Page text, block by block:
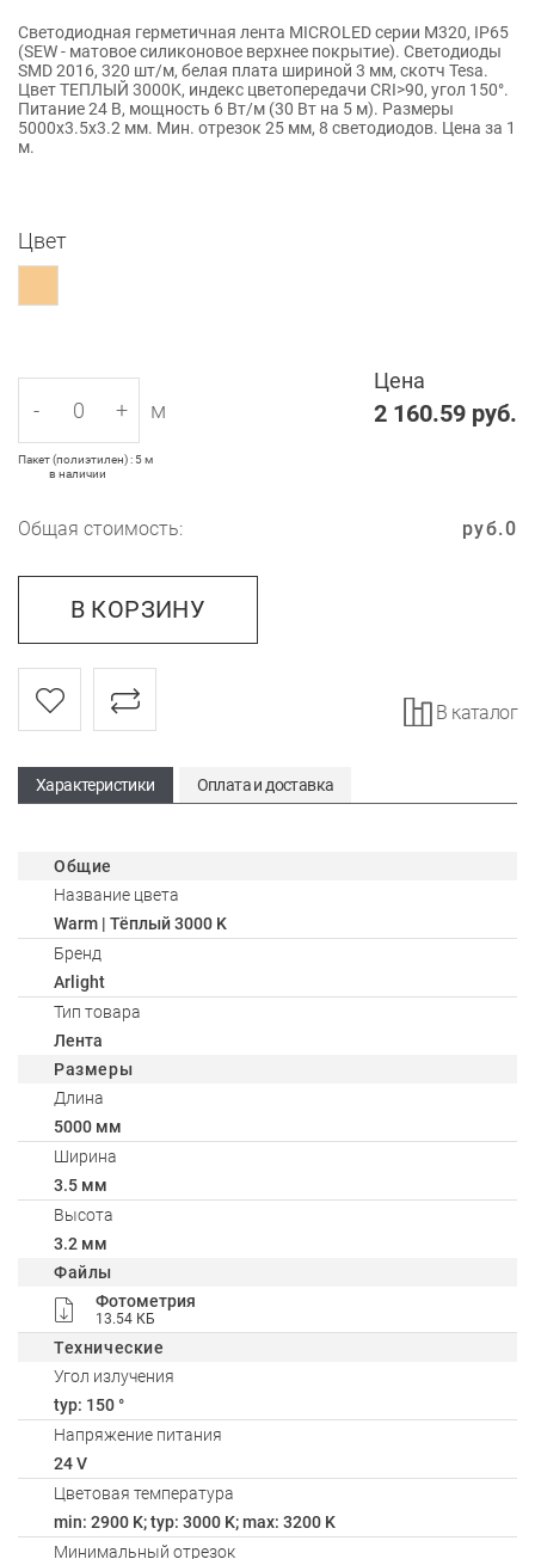
Светодиодная герметичная лента MICROLED серии M320, IP65
(SEW - матовое силиконовое верхнее покрытие). Светодиоды
SMD 2016, 320 шт/м, белая плата шириной 3 мм, скотч Tesa.
Цвет ТЕПЛЫЙ 3000K, индекс цветопередачи CRI>90, угол 150°.
Питание 24 В, мощность 6 Вт/м (30 Вт на 5 м). Размеры
5000x3.5x3.2 мм. Мин. отрезок 25 мм, 8 светодиодов. Цена за 1
м.
Цвет
Цена
2 160.59 руб.
- + м
Пакет (полиэтилен) : 5 м
в наличии
Общая стоимость: 0
руб.
В КОРЗИНУ
В каталог
Характеристики Оплата и доставка
Общие
Название цвета
Warm | Тёплый 3000 K
Бренд
Arlight
Тип товара
Лента
Размеры
Длина
5000 мм
Ширина
3.5 мм
Высота
3.2 мм
Файлы
Фотометрия
13.54 КБ
Технические
Угол излучения
typ: 150 °
Напряжение питания
24 V
Цветовая температура
min: 2900 K; typ: 3000 K; max: 3200 K
Минимальный отрезок